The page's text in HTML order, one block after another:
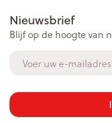
Nieuwsbrief
Blijf op de hoogte van